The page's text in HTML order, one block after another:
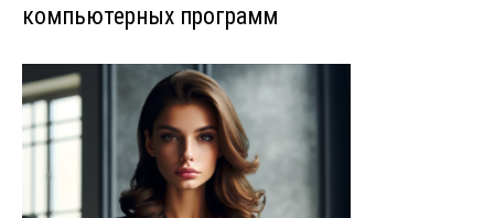
компьютерных программ